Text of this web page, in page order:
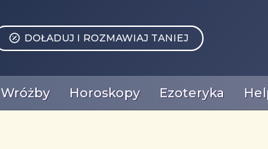
DOŁADUJ I ROZMAWIAJ TANIEJ
Wróżby Horoskopy Ezoteryka